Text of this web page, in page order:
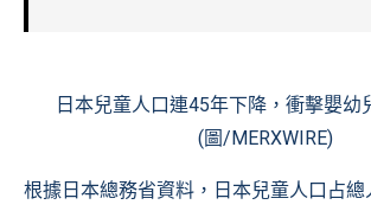
日本兒童人口連45年下降，衝擊嬰幼
(圖/MERXWIRE)
根據日本總務省資料，日本兒童人口占總